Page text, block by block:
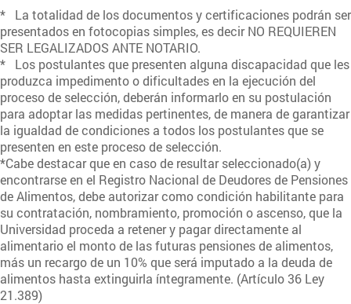
* La totalidad de los documentos y certificaciones podrán ser
presentados en fotocopias simples, es decir NO REQUIEREN
SER LEGALIZADOS ANTE NOTARIO.
* Los postulantes que presenten alguna discapacidad que les
produzca impedimento o dificultades en la ejecución del
proceso de selección, deberán informarlo en su postulación
para adoptar las medidas pertinentes, de manera de garantizar
la igualdad de condiciones a todos los postulantes que se
presenten en este proceso de selección.
*Cabe destacar que en caso de resultar seleccionado(a) y
encontrarse en el Registro Nacional de Deudores de Pensiones
de Alimentos, debe autorizar como condición habilitante para
su contratación, nombramiento, promoción o ascenso, que la
Universidad proceda a retener y pagar directamente al
alimentario el monto de las futuras pensiones de alimentos,
más un recargo de un 10% que será imputado a la deuda de
alimentos hasta extinguirla íntegramente. (Artículo 36 Ley
21.389)